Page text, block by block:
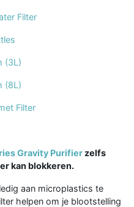
Filter
(3L)
(8L)
Filter
Gravity Purifier zelfs
kan blokkeren.
aan microplastics te
helpen om je blootstelling